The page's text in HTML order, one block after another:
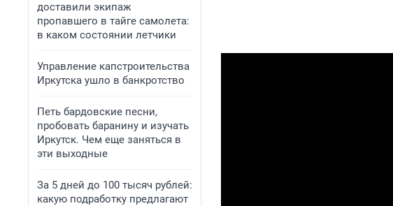
доставили экипаж
пропавшего в тайге самолета:
в каком состоянии летчики
Управление капстроительства
Иркутска ушло в банкротство
Петь бардовские песни,
пробовать баранину и изучать
Иркутск. Чем еще заняться в
эти выходные
За 5 дней до 100 тысяч рублей:
какую подработку предлагают